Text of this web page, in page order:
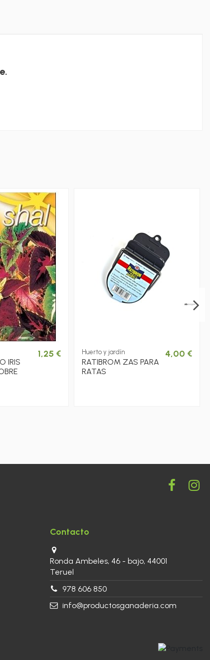
IRIS
1,25 € Huerto y jardín
RATIBROM ZAS PARA
RATAS
4,00 €
Contacto
Ronda Ambeles, 46 - bajo, 44001
Teruel
978 606 850
info@productosganaderia.com